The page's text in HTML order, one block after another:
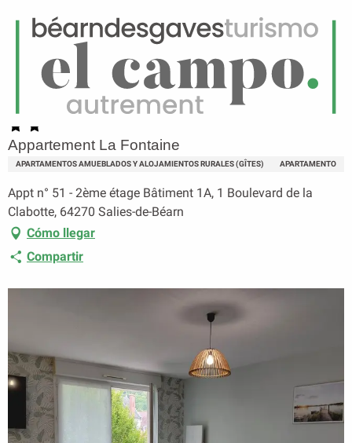
Menú
Página principal Appartement La Fontaine
Appartement La Fontaine
APARTAMENTOS AMUEBLADOS Y ALOJAMIENTOS RURALES (GÎTES) APARTAMENTO
Appt n° 51 - 2ème étage Bâtiment 1A, 1 Boulevard de la
Clabotte, 64270 Salies-de-Béarn
Cómo llegar
Compartir